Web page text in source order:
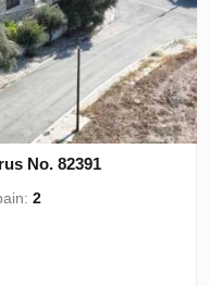
No. 82391
2